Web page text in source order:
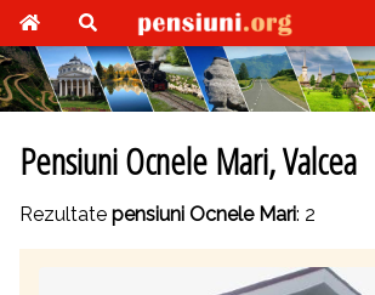
Pensiuni Ocnele Mari, Valcea
Rezultate pensiuni Ocnele Mari: 2